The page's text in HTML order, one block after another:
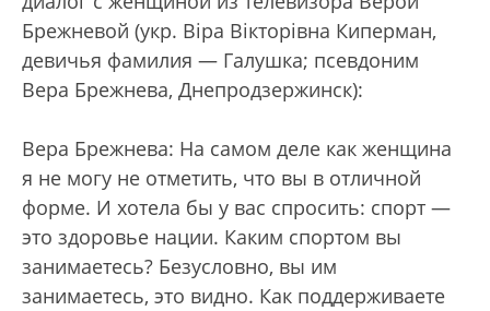
Брежневой (укр. Вiра Вiкторiвна Киперман,
девичья фамилия — Галушка; псевдоним
Вера Брежнева, Днепродзержинск):
Вера Брежнева: На самом деле как женщина
я не могу не отметить, что вы в отличной
форме. И хотела бы у вас спросить: спорт —
это здоровье нации. Каким спортом вы
занимаетесь? Безусловно, вы им
занимаетесь, это видно. Как поддерживаете